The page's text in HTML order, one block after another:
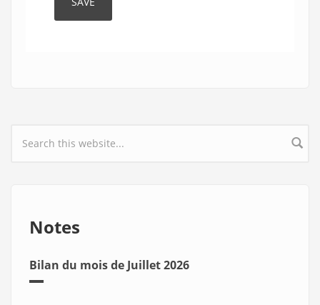
Search form
Notes
Bilan du mois de Juillet 2026